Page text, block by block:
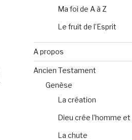
Ma foi de A à Z
Le fruit de l’Esprit
A propos
Ancien Testament
Genèse
La création
Dieu crée l’homme
La chute